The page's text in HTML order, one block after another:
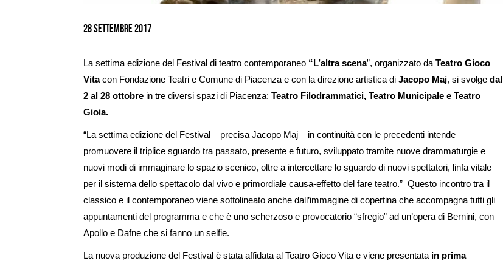
28 Settembre 2017
La settima edizione del Festival di teatro contemporaneo “L’altra scena”, organizzato da Teatro Gioco
Vitacon Fondazione Teatri e Comune di Piacenza e con la direzione artistica di Jacopo Maj, si svolge dal
2 al 28 ottobre in tre diversi spazi di Piacenza: Teatro Filodrammatici, Teatro Municipale e Teatro
Gioia.
“La settima edizione del Festival – precisa Jacopo Maj – in continuità con le precedenti intende
promuovere il triplice sguardo tra passato, presente e futuro, sviluppato tramite nuove drammaturgie e
nuovi modi di immaginare lo spazio scenico, oltre a intercettare lo sguardo di nuovi spettatori, linfa vitale
per il sistema dello spettacolo dal vivo e primordiale causa-effetto del fare teatro.” Questo incontro tra il
classico e il contemporaneo viene sottolineato anche dall’immagine di copertina che accompagna tutti gli
appuntamenti del programma e che è uno scherzoso e provocatorio “sfregio” ad un’opera di Bernini, con
Apollo e Dafne che si fanno un selfie.
La nuova produzione del Festival è stata affidata al Teatro Gioco Vita e viene presentata in prima